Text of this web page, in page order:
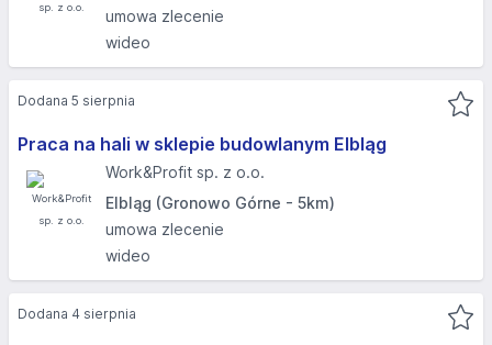
umowa zlecenie
wideo
Praca na hali w sklepie budowlanym Elbląg
Work&Profit sp. z o.o.
Elbląg (Gronowo Górne - 5km)
umowa zlecenie
wideo
Dodana 5 sierpnia
Dodana 4 sierpnia